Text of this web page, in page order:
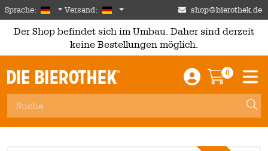
Skip to main content
Sprache: German
Versand: Deutschland shop@bierothek.de
Der Shop befindet sich im Umbau. Daher sind derzeit
keine Bestellungen möglich.
Einloggen /
0